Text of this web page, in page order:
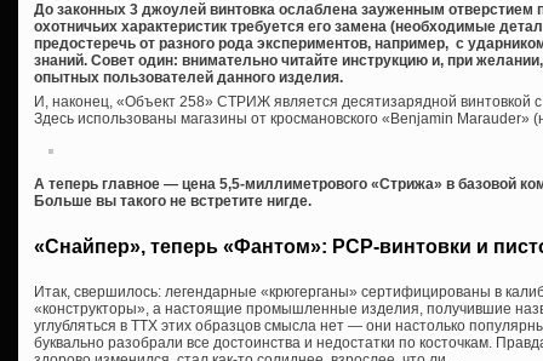
До законных 3 джоулей винтовка ослаблена зауженным отверстием
охотничьих характеристик требуется его замена (необходимые
предостеречь от разного рода экспериментов, например, с
знаний. Совет один: внимательно читайте инструкцию и, при
опытных пользователей данного изделия.
И, наконец, «Объект 258» СТРИЖ является десятизарядной винтовкой
Здесь использованы магазины от кросмановского «Benjamin Marauder»
А теперь главное — цена 5,5-миллиметрового «Стрижа» в базовой
Больше вы такого не встретите нигде.
«Снайпер», теперь «Фантом»: PCP-винтовки и
Итак, свершилось: легендарные «крюгерганы» сертифицированы в
«конструкторы», а настоящие промышленные изделия, получившие
углубляться в ТТХ этих образцов смысла нет — они настолько
буквально разобрали все достоинства и недостатки по косточкам.